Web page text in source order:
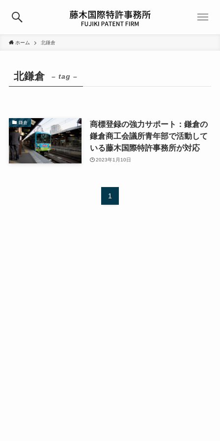
ホーム 北鎌倉
北鎌倉 – tag –
鎌倉
商標登録の強力サポート：鎌倉の
鎌倉商工会議所青年部で活動して
いる藤木国際特許事務所が対応
2023年1月10日
1